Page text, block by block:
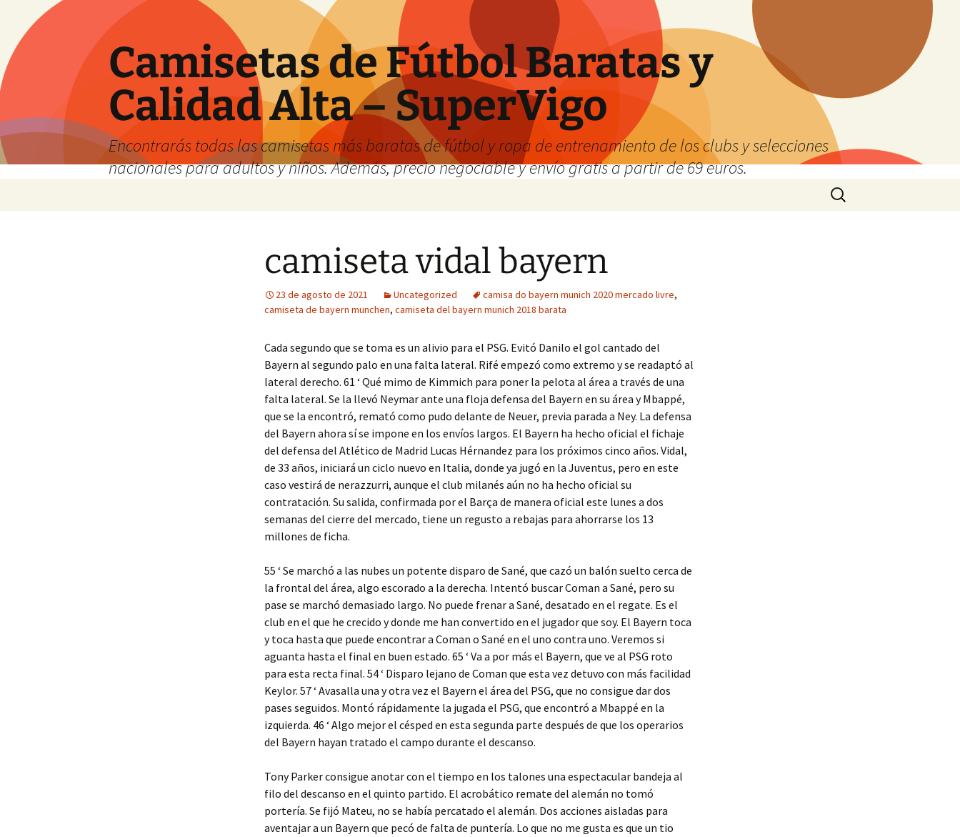
Camisetas de Fútbol Baratas y
Calidad Alta – SuperVigo
Encontrarás todas las camisetas más baratas de fútbol y ropa de entrenamiento de los clubs y selecciones
nacionales para adultos y niños. Además, precio negociable y envío gratis a partir de 69 euros.
Buscar:
camiseta vidal bayern
23 de agosto de 2021 Uncategorized camisa do bayern munich 2020 mercado livre,
camiseta de bayern munchen, camiseta del bayern munich 2018 barata
Cada segundo que se toma es un alivio para el PSG. Evitó Danilo el gol cantado del
Bayern al segundo palo en una falta lateral. Rifé empezó como extremo y se readaptó al
lateral derecho. 61 ‘ Qué mimo de Kimmich para poner la pelota al área a través de una
falta lateral. Se la llevó Neymar ante una floja defensa del Bayern en su área y Mbappé,
que se la encontró, remató como pudo delante de Neuer, previa parada a Ney. La defensa
del Bayern ahora sí se impone en los envíos largos. El Bayern ha hecho oficial el fichaje
del defensa del Atlético de Madrid Lucas Hérnandez para los próximos cinco años. Vidal,
de 33 años, iniciará un ciclo nuevo en Italia, donde ya jugó en la Juventus, pero en este
caso vestirá de nerazzurri, aunque el club milanés aún no ha hecho oficial su
contratación. Su salida, confirmada por el Barça de manera oficial este lunes a dos
semanas del cierre del mercado, tiene un regusto a rebajas para ahorrarse los 13
millones de ficha.
55 ‘ Se marchó a las nubes un potente disparo de Sané, que cazó un balón suelto cerca de
la frontal del área, algo escorado a la derecha. Intentó buscar Coman a Sané, pero su
pase se marchó demasiado largo. No puede frenar a Sané, desatado en el regate. Es el
club en el que he crecido y donde me han convertido en el jugador que soy. El Bayern toca
y toca hasta que puede encontrar a Coman o Sané en el uno contra uno. Veremos si
aguanta hasta el final en buen estado. 65 ‘ Va a por más el Bayern, que ve al PSG roto
para esta recta final. 54 ‘ Disparo lejano de Coman que esta vez detuvo con más facilidad
Keylor. 57 ‘ Avasalla una y otra vez el Bayern el área del PSG, que no consigue dar dos
pases seguidos. Montó rápidamente la jugada el PSG, que encontró a Mbappé en la
izquierda. 46 ‘ Algo mejor el césped en esta segunda parte después de que los operarios
del Bayern hayan tratado el campo durante el descanso.
Tony Parker consigue anotar con el tiempo en los talones una espectacular bandeja al
filo del descanso en el quinto partido. El acrobático remate del alemán no tomó
portería. Se fijó Mateu, no se había percatado el alemán. Dos acciones aisladas para
aventajar a un Bayern que pecó de falta de puntería. Lo que no me gusta es que un tio